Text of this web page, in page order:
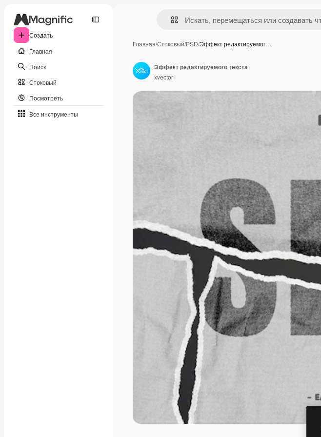
Создать
Главная
Поиск
Стоковый
Посмотреть
Все инструменты
Главная/Стоковый/PSD/Эффект редактируемог…
Эффект редактируемого текста
xvector